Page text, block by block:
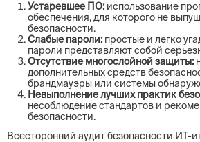
Устаревшее ПО: использование
обеспечения, для которого не
безопасности.
Слабые пароли: простые и легко
пароли представляют собой
Отсутствие многослойной защиты:
дополнительных средств
брандмауэры или системы
Невыполнение лучших практик
несоблюдение стандартов и
безопасности.
Всесторонний аудит безопасности ИТ-